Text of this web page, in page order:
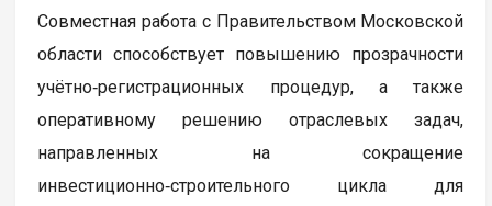
Совместная работа с Правительством Московской
области способствует повышению прозрачности
учётно‑регистрационных процедур, а также
оперативному решению отраслевых задач,
направленных на сокращение
инвестиционно‑строительного цикла для